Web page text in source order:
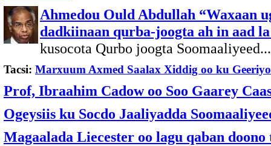
Ahmedou Ould Abdullah “Waxaan
dadkiinaan qurba-joogta ah in aad
kusocota Qurbo joogta
Tacsi: Marxuum Axmed Saalax Xiddig oo ku
Prof, Ibraahim Cadow oo Soo Gaarey
Ogeysiis ku Socdo Jaaliyadda
Magaalada Liecester oo lagu qaban